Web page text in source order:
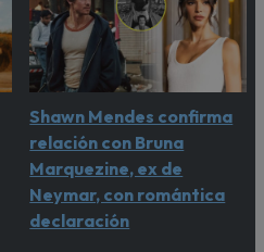
Shawn Mendes confirma
relación con Bruna
Marquezine, ex de
Neymar, con romántica
declaración